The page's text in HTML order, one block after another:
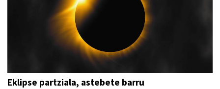
Eklipse partziala, astebete barru